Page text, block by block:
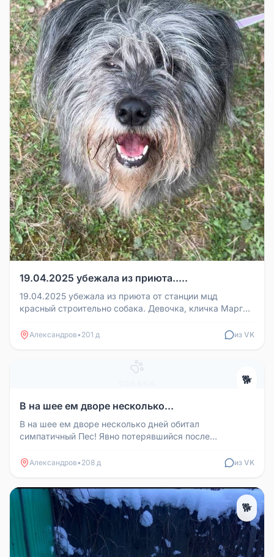
19.04.2025 убежала из приюта.....
19.04.2025 убежала из приюта от станции мцд
красный строительно собака. Девочка, кличка Марго.
Александров• 201 д из VK
🐕
В на шее ем дворе несколько...
В на шее ем дворе несколько дней обитал
симпатичный Пес! Явно потерявшийся после
Александров• 208 д из VK
🐕